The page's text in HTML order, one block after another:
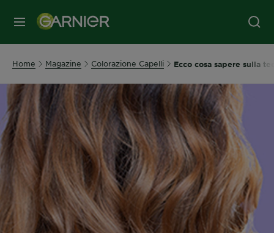
MENU
Home Magazine Colorazione Capelli Ecco cosa sapere sulla